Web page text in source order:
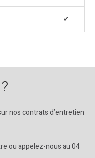
✔
nos contrats d’entretien
ou appelez-nous au 04